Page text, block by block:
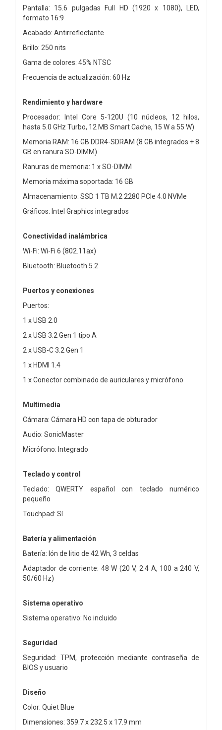
Pantalla: 15.6 pulgadas Full HD (1920 x 1080), LED,
formato 16:9
Acabado: Antirreflectante
Brillo: 250 nits
Gama de colores: 45% NTSC
Frecuencia de actualización: 60 Hz
Rendimiento y hardware
Procesador: Intel Core 5-120U (10 núcleos, 12 hilos,
hasta 5.0 GHz Turbo, 12 MB Smart Cache, 15 W a 55 W)
Memoria RAM: 16 GB DDR4-SDRAM (8 GB integrados + 8
GB en ranura SO-DIMM)
Ranuras de memoria: 1 x SO-DIMM
Memoria máxima soportada: 16 GB
Almacenamiento: SSD 1 TB M.2 2280 PCIe 4.0 NVMe
Gráficos: Intel Graphics integrados
Conectividad inalámbrica
Wi-Fi: Wi-Fi 6 (802.11ax)
Bluetooth: Bluetooth 5.2
Puertos y conexiones
Puertos:
1 x USB 2.0
2 x USB 3.2 Gen 1 tipo A
2 x USB-C 3.2 Gen 1
1 x HDMI 1.4
1 x Conector combinado de auriculares y micrófono
Multimedia
Cámara: Cámara HD con tapa de obturador
Audio: SonicMaster
Micrófono: Integrado
Teclado y control
Teclado: QWERTY español con teclado numérico
pequeño
Touchpad: Sí
Batería y alimentación
Batería: Ión de litio de 42 Wh, 3 celdas
Adaptador de corriente: 48 W (20 V, 2.4 A, 100 a 240 V,
50/60 Hz)
Sistema operativo
Sistema operativo: No incluido
Seguridad
Seguridad: TPM, protección mediante contraseña de
BIOS y usuario
Diseño
Color: Quiet Blue
Dimensiones: 359.7 x 232.5 x 17.9 mm